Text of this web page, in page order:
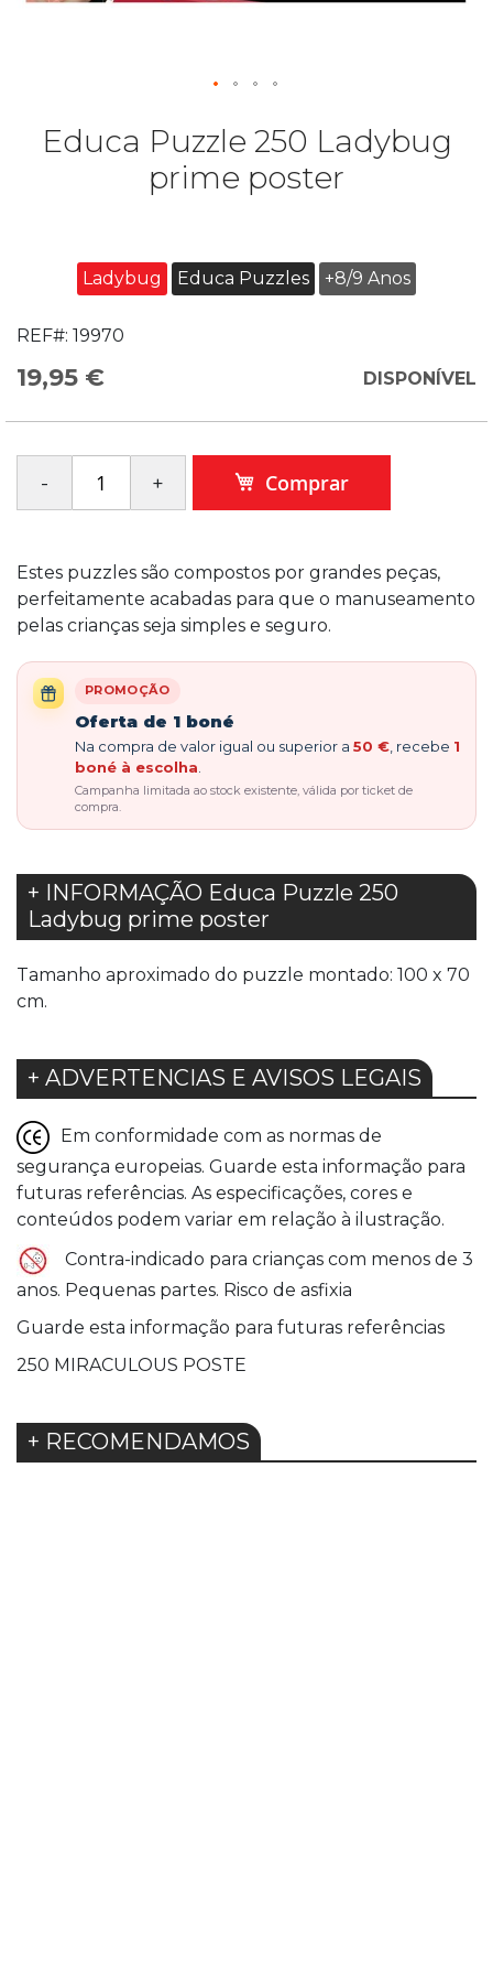
Educa Puzzle 250 Ladybug
prime poster
Ladybug Educa Puzzles +8/9 Anos
REF#: 19970
19,95 € DISPONÍVEL
Comprar
Estes puzzles são compostos por grandes peças,
perfeitamente acabadas para que o manuseamento
pelas crianças seja simples e seguro.
PROMOÇÃO
Oferta de 1 boné
Na compra de valor igual ou superior a 50 € , recebe 1
boné à escolha
Campanha limitada ao stock existente, válida por ticket de
compra.
+ INFORMAÇÃO Educa Puzzle 250
Ladybug prime poster
Tamanho aproximado do puzzle montado: 100 x 70
cm.
+ ADVERTENCIAS E AVISOS LEGAIS
Em conformidade com as normas de
segurança europeias. Guarde esta informação para
futuras referências. As especificações, cores e
conteúdos podem variar em relação à ilustração.
Contra-indicado para crianças com menos de 3
anos. Pequenas partes. Risco de asfixia
Guarde esta informação para futuras referências
250 MIRACULOUS POSTE
+ RECOMENDAMOS